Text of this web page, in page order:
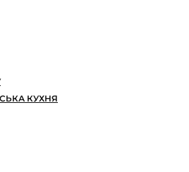
КУХНЯ